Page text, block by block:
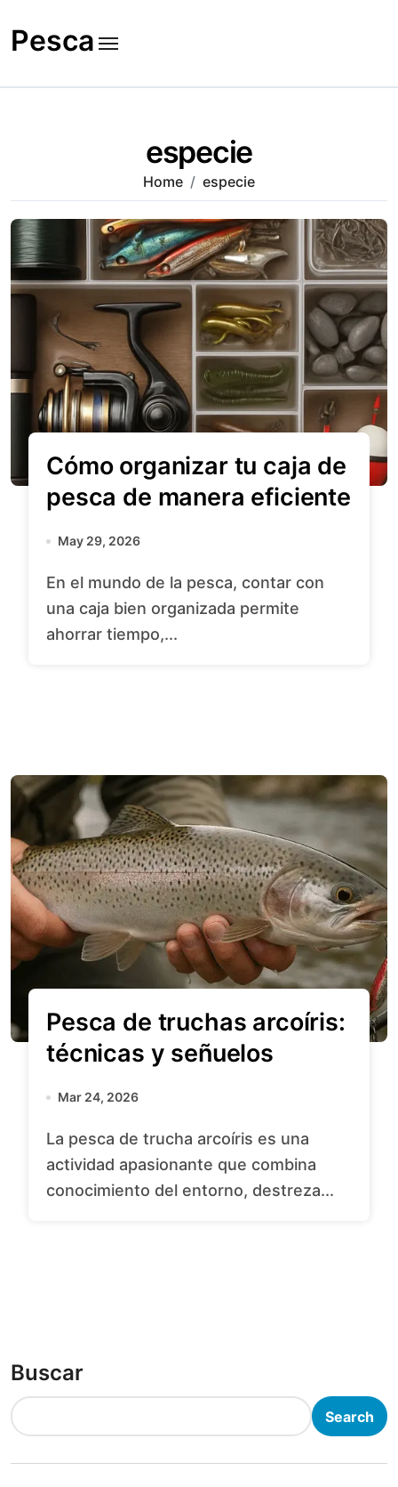
to
content
Pesca
especie
Home especie
Cómo organizar tu caja de
pesca de manera eficiente
May 29, 2026
En el mundo de la pesca, contar con
una caja bien organizada permite
ahorrar tiempo,...
Pesca de truchas arcoíris:
técnicas y señuelos
Mar 24, 2026
La pesca de trucha arcoíris es una
actividad apasionante que combina
conocimiento del entorno, destreza...
Buscar
Search